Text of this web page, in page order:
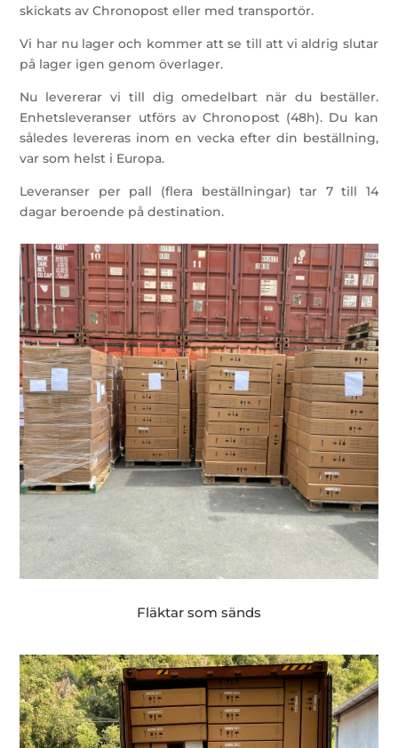
skickats av Chronopost eller med transportör.
Vi har nu lager och kommer att se till att vi aldrig slutar
på lager igen genom överlager.
Nu levererar vi till dig omedelbart när du beställer.
Enhetsleveranser utförs av Chronopost (48h). Du kan
således levereras inom en vecka efter din beställning,
var som helst i Europa.
Leveranser per pall (flera beställningar) tar 7 till 14
dagar beroende på destination.
Fläktar som sänds